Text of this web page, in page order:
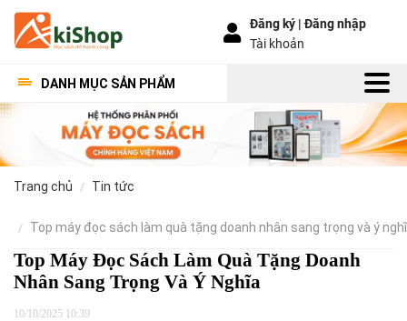
Đăng ký |Đăng nhập
Tài khoản
DANH MỤC SẢN PHẨM
trang chủ tin tức
top máy đọc sách làm quà tặng doanh nhân sang trọng và ý
Top Máy Đọc Sách Làm Quà Tặng Doanh
Nhân Sang Trọng Và Ý Nghĩa
10/10/2025 10:39